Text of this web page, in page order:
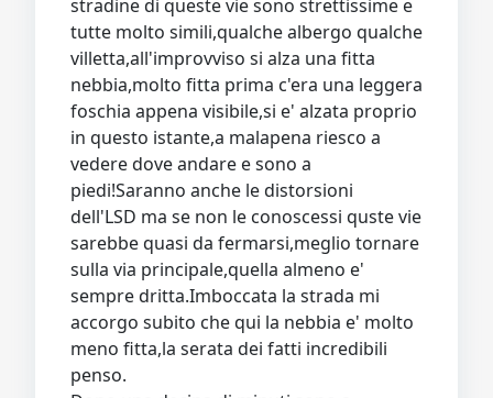
stradine di queste vie sono strettissime e
tutte molto simili,qualche albergo qualche
villetta,all'improvviso si alza una fitta
nebbia,molto fitta prima c'era una leggera
foschia appena visibile,si e' alzata proprio
in questo istante,a malapena riesco a
vedere dove andare e sono a
piedi!Saranno anche le distorsioni
dell'LSD ma se non le conoscessi quste vie
sarebbe quasi da fermarsi,meglio tornare
sulla via principale,quella almeno e'
sempre dritta.Imboccata la strada mi
accorgo subito che qui la nebbia e' molto
meno fitta,la serata dei fatti incredibili
penso.